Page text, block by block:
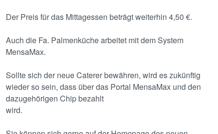
Der Preis für das Mittagessen beträgt weiterhin 4,50 €.
Auch die Fa. Palmenküche arbeitet mit dem System
MensaMax.
Sollte sich der neue Caterer bewähren, wird es zukünftig
wieder so sein, dass über das Portal MensaMax und den
dazugehörigen Chip bezahlt
wird.